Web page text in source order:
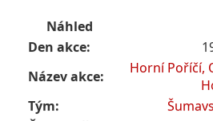
Náhled
Den akce:
Název akce:
Horní Poříčí,
Tým: